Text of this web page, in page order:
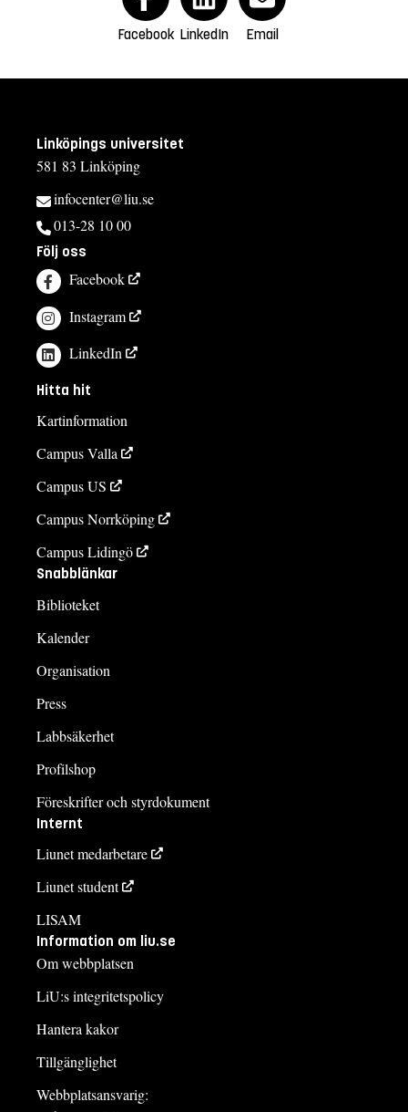
Facebook LinkedIn Email
Linköpings universitet
581 83 Linköping
infocenter@liu.se
013-28 10 00
Följ oss
Facebook
Instagram
LinkedIn
Hitta hit
Kartinformation
Campus Valla
Campus US
Campus Norrköping
Campus Lidingö
Snabblänkar
Biblioteket
Kalender
Organisation
Press
Labbsäkerhet
Profilshop
Föreskrifter och styrdokument
Internt
Liunet medarbetare
Liunet student
LISAM
Information om liu.se
Om webbplatsen
LiU:s integritetspolicy
Hantera kakor
Tillgänglighet
Webbplatsansvarig: